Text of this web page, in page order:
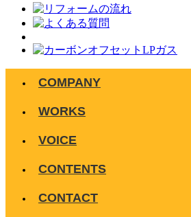
COMPANY
WORKS
VOICE
CONTENTS
CONTACT